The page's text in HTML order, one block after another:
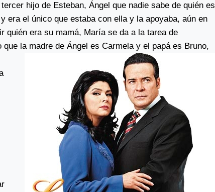
hijo de Esteban, Ángel que nadie sabe de quién es
era el único que estaba con ella y la apoyaba, aún en
quién era su mamá, María se da a la tarea de
la madre de Ángel es Carmela y el papá es Bruno,